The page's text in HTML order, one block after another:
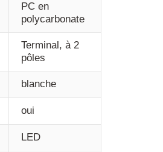
Explication
PC en
polycarbonate
ExplicationTerminal, à 2
pôles
Explicationblanche
Explication
oui
Explication
LED